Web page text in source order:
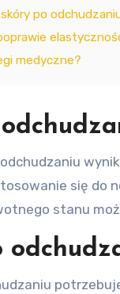
po
medyczne?
się do
stanu